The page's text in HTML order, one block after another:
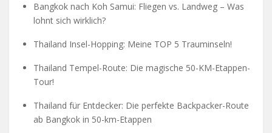
Bangkok nach Koh Samui: Fliegen vs. Landweg – Was
lohnt sich wirklich?
Thailand Insel-Hopping: Meine TOP 5 Trauminseln!
Thailand Tempel-Route: Die magische 50-KM-Etappen-
Tour!
Thailand für Entdecker: Die perfekte Backpacker-Route
ab Bangkok in 50-km-Etappen